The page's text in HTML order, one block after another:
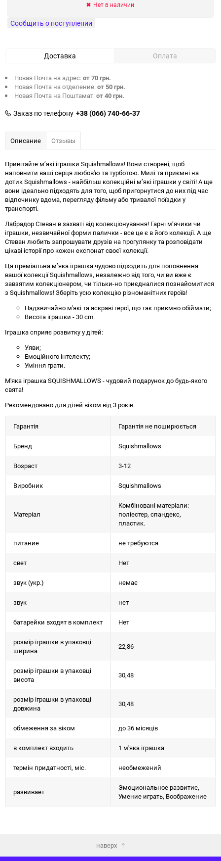
Нет в наличии
Сообщить о поступлении
Доставка Оплата
Новая Почта на адрес:от 70 грн.
Новая Почта на отделение:от 50 грн.
Новая Почта на Поштамат:от 40 грн.
Заказ по телефону +38 (066) 740-66-37
Описание Отзывы
Привітайте м’які іграшки Squishmallows! Вони створені, щоб
наповнити ваші серця любов'ю та турботою. Милі та приємні на
дотик Squishmallows - найбільш колекційні м’які іграшки у світі! А ще
вони ідеально підходять для того, щоб пригорнутися до них під час
відпочинку вдома, перегляду фільму або тривалої поїздки у
транспорті.
Лабрадор Стеван в захваті від колекціонування! Гарні м’ячики чи
іграшки, незвичайної форми палички - все це є в його колекції. А ще
Стеван любить запрошувати друзів на прогулянку та розповідати
цікаві історії про кожен експонат своєї колекції.
Ця преміальна м’яка іграшка чудово підходить для поповнення
вашої колекції Squishmallows, незалежно від того, чи ви вже є
завзятим колекціонером, чи тільки-но приєдналися познайомитися
з Squishmallows! Зберіть усю колекцію різноманітних героїв!
Надзвичайно м'які та яскраві герої, що так приємно обіймати;
Висота іграшки - 30 cm.
Іграшка сприяє розвитку у дітей:
Уяви;
Емоційного інтелекту;
Уміння грати.
М'яка іграшка SQUISHMALLOWS - чудовий подарунок до будь-якого
свята!
Рекомендовано для дітей віком від 3 років.
Гарантія Гарантія не поширюється
Бренд Squishmallows
Возраст 3-12
Виробник Squishmallows
Матеріал
Комбіновані матеріали:
поліестер, спандекс,
пластик.
питание не требуются
свет Нет
звук (укр.) немає
звук нет
батарейки входят в комплект Нет
розмір іграшки в упаковці
ширина
22,86
розмір іграшки в упаковці
висота
30,48
розмір іграшки в упаковці
довжина
30,48
обмеження за віком до 36 місяців
в комплект входить 1 м'яка іграшка
термін придатності, міс. необмежений
развивает
Эмоциональное развитие,
Умение играть, Воображение
наверх